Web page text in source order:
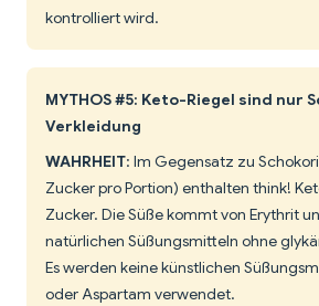
kontrolliert wird.
MYTHOS #5: Keto-Riegel sind nur
Verkleidung
WAHRHEIT: Im Gegensatz zu
Zucker pro Portion) enthalten think!
Zucker. Die Süße kommt von Erythrit
natürlichen Süßungsmitteln ohne
Es werden keine künstlichen
oder Aspartam verwendet.